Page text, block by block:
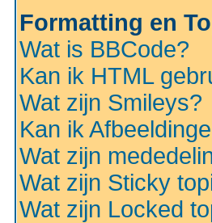
Formatting en
Wat is BBCode?
Kan ik HTML
Wat zijn Smileys?
Kan ik
Wat zijn
Wat zijn Sticky
Wat zijn Locked